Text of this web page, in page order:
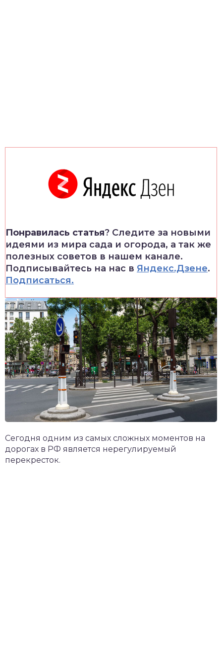
Понравилась статья? Следите за новыми
идеями из мира сада и огорода, а так же
полезных советов в нашем канале.
Подписывайтесь на нас в Яндекс.Дзене.
Подписаться.
Сегодня одним из самых сложных моментов на
дорогах в РФ является нерегулируемый
перекресток.